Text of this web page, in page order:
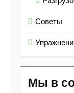
Советы
Мы в